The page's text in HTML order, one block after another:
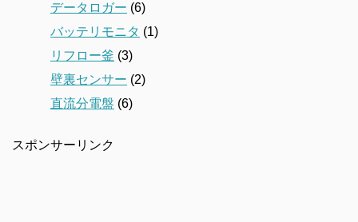
データロガー (6)
バッテリモニタ (1)
リフロー釜 (3)
壁裏センサー (2)
直流分電盤 (6)
スポンサーリンク